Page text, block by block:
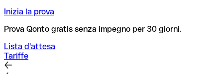
Inizia la prova
Prova Qonto gratis senza impegno per 30 giorni.
Lista d'attesa
Tariffe